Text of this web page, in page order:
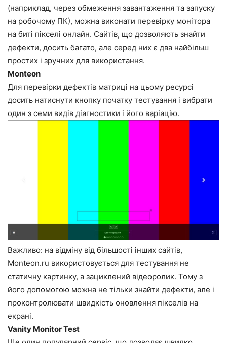
(наприклад, через обмеження завантаження та запуску
на робочому ПК), можна виконати перевірку монітора
на биті пікселі онлайн. Сайтів, що дозволяють знайти
дефекти, досить багато, але серед них є два найбільш
простих і зручних для використання.
Monteon
Для перевірки дефектів матриці на цьому ресурсі
досить натиснути кнопку початку тестування і вибрати
один з семи видів діагностики і його варіацію.
Важливо: на відміну від більшості інших сайтів,
Monteon.ru використовується для тестування не
статичну картинку, а зациклений відеоролик. Тому з
його допомогою можна не тільки знайти дефекти, але і
проконтролювати швидкість оновлення пікселів на
екрані.
Vanity Monitor Test